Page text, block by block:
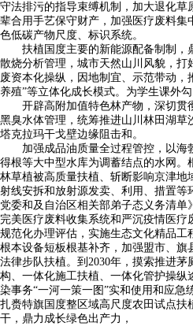
守法排污的指导束缚机制，加大退化
辈合用手艺保守财产，加强医疗废料
色低碳产物尺度、标识系统。
扶植国度主要的新能源配备制制，
散烧分析管理，城市天然山川风貌，打
废资本化操纵，因地制宜、示范带动，
养殖”等立体化成长模式。为学生课外
开辟高附加值特色林产物，深切贯
黑臭水体管理，统筹推进山川林田湖
塔克拉玛干戈壁边缘阻击和。
加强成品油质量全过程管控，以海
得根等大中型水库为调蓄结点的水网。
林草植被高质量扶植、斩断影响京津
射线安拆和放射源发卖、利用、措置等
党委和及自治区相关部弟子态义务清单
完美医疗废料收集系统和严沉疫情医
规范化办理评估，实施生态文化精品
根本设备短板根基补齐，加强盟市、
法律步队扶植。到2030年，摸索推进
构、一体化施工扶植、一体化管护操
染事务“一河一策一图”实和使用和应急
扎赉特旗国度整区域高尺度农田试点
干，鼎力成长绿色出产力，